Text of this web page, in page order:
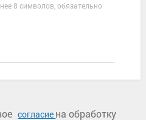
8 символов, обязательно
согласие на обработку